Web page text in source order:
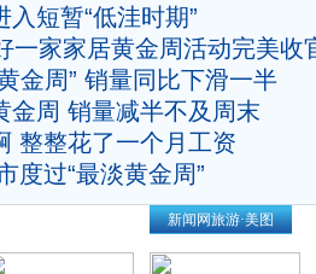
短暂“低洼时期”
一家家居黄金周活动完美收
金周” 销量同比下滑一半
金周 销量减半不及周末
整整花了一个月工资
度过“最淡黄金周”